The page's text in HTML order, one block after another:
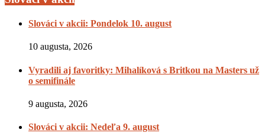
Slováci v akcii: Pondelok 10. august
10 augusta, 2026
Vyradili aj favoritky: Mihalíková s Britkou na Masters už
o semifinále
9 augusta, 2026
Slováci v akcii: Nedeľa 9. august